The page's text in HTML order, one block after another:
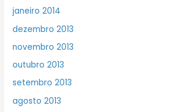
janeiro 2014
dezembro 2013
novembro 2013
outubro 2013
setembro 2013
agosto 2013